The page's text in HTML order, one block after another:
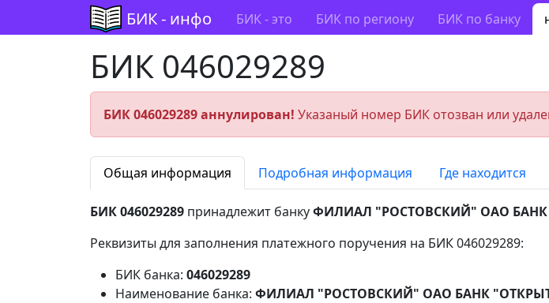
БИК - инфо БИК - это БИК по региону БИК по банку
БИК 046029289
БИК 046029289 аннулирован! Указаный номер БИК отозван или
Общая информация Подробная информация Где находится
БИК 046029289 принадлежит банкуФИЛИАЛ "РОСТОВСКИЙ" ОАО
Реквизиты для заполнения платежного поручения на БИК 046029289:
БИК банка: 046029289
Наименование банка: ФИЛИАЛ "РОСТОВСКИЙ" ОАО БАНК